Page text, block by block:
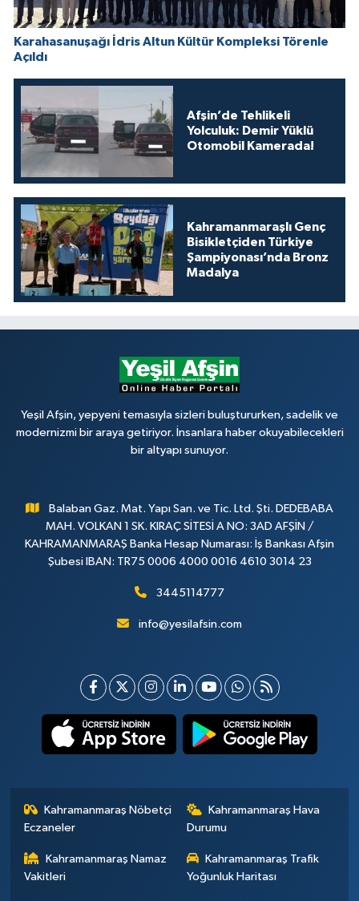
Karahasanuşağı İdris Altun Kültür Kompleksi Törenle
Açıldı
Afşin’de Tehlikeli
Yolculuk: Demir Yüklü
Otomobil Kamerada!
Kahramanmaraşlı Genç
Bisikletçiden Türkiye
Şampiyonası’nda Bronz
Madalya
Yeşil Afşin, yepyeni temasıyla sizleri buluştururken, sadelik ve
modernizmi bir araya getiriyor. İnsanlara haber okuyabilecekleri
bir altyapı sunuyor.
Balaban Gaz. Mat. Yapı San. ve Tic. Ltd. Şti. DEDEBABA
MAH. VOLKAN 1 SK. KIRAÇ SİTESİ A NO: 3AD AFŞİN /
KAHRAMANMARAŞ Banka Hesap Numarası: İş Bankası Afşin
Şubesi IBAN: TR75 0006 4000 0016 4610 3014 23
3445114777
info@yesilafsin.com
Kahramanmaraş Nöbetçi
Eczaneler
Kahramanmaraş Hava
Durumu
Kahramanmaraş Namaz
Vakitleri
Kahramanmaraş Trafik
Yoğunluk Haritası